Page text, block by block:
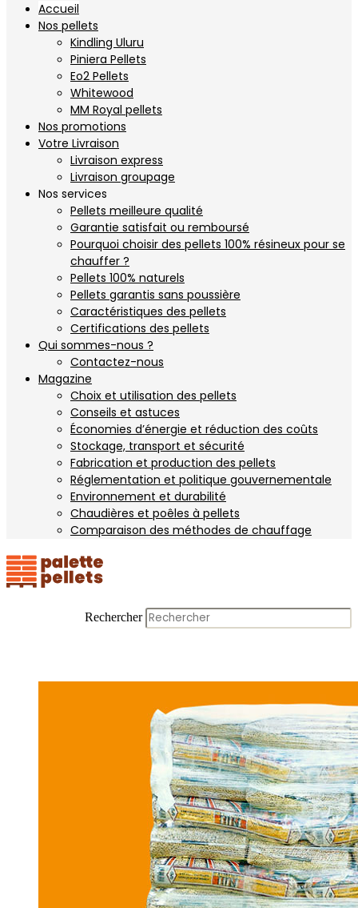
Accueil
Nos pellets
Kindling Uluru
Piniera Pellets
Eo2 Pellets
Whitewood
MM Royal pellets
Nos promotions
Votre Livraison
Livraison express
Livraison groupage
Nos services
Pellets meilleure qualité
Garantie satisfait ou remboursé
Pourquoi choisir des pellets 100% résineux pour se
chauffer ?
Pellets 100% naturels
Pellets garantis sans poussière
Caractéristiques des pellets
Certifications des pellets
Qui sommes-nous ?
Contactez-nous
Magazine
Choix et utilisation des pellets
Conseils et astuces
Économies d’énergie et réduction des coûts
Stockage, transport et sécurité
Fabrication et production des pellets
Réglementation et politique gouvernementale
Environnement et durabilité
Chaudières et poêles à pellets
Comparaison des méthodes de chauffage
Rechercher